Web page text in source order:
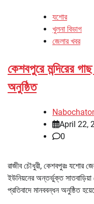
যশোর
খুলনা বিভাগ
জেলার খবর
কেশবপুরে মন্দিরের
অনুষ্ঠিত
April 22,
0
রাজীব চৌধুরী, কেশবপুরঃ যশোর
ইউনিয়নের অন্তর্ভুক্ত সাতবাড়িয়া
প্রতিবাদে মানববন্ধন অনুষ্ঠিত